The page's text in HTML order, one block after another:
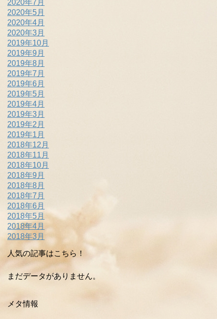
2020年7月
2020年5月
2020年4月
2020年3月
2019年10月
2019年9月
2019年8月
2019年7月
2019年6月
2019年5月
2019年4月
2019年3月
2019年2月
2019年1月
2018年12月
2018年11月
2018年10月
2018年9月
2018年8月
2018年7月
2018年6月
2018年5月
2018年4月
2018年3月
人気の記事はこちら！
まだデータがありません。
メタ情報